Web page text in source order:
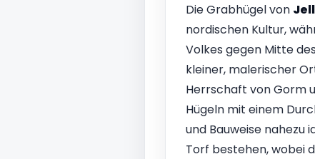
Die Grabhügel von
nordischen Kultur,
Volkes gegen Mitte
kleiner, malerischer
Herrschaft von Gorm
Hügeln mit einem
und Bauweise nahezu
Torf bestehen, wobei